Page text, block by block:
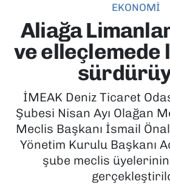
EKONOMİ
Aliağa
ve
İMEAK Deniz Ticaret
Şubesi Nisan Ayı Olağan
Meclis Başkanı İsmail
Yönetim Kurulu Başkanı
şube meclis üyelerinin
EKONOMİ
KÜLTÜR SANAT
MAGAZİN
POLİTİKA
SAĞLIK
Süper Lig Puan Durumu ve
Tüm Manşetler
Son Dakika Haberleri
Haber Arşivi